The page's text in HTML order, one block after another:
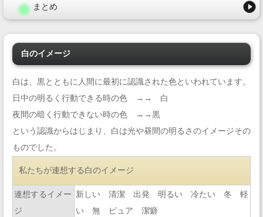
まとめ
白のイメージ
白は、黒とともに人間に最初に認識された色といわれています。
日中の明るく行動できる時の色 →→ 白
夜間の暗く行動できない時の色 →→黒
という認識からはじまり、白は光や昼間の明るさのイメージその
ものでした。
私たちが連想する白のイメージ
連想するイメー
ジ
新しい 清潔 出発 明るい 冷たい 冬 軽
い 無 ピュア 潔癖